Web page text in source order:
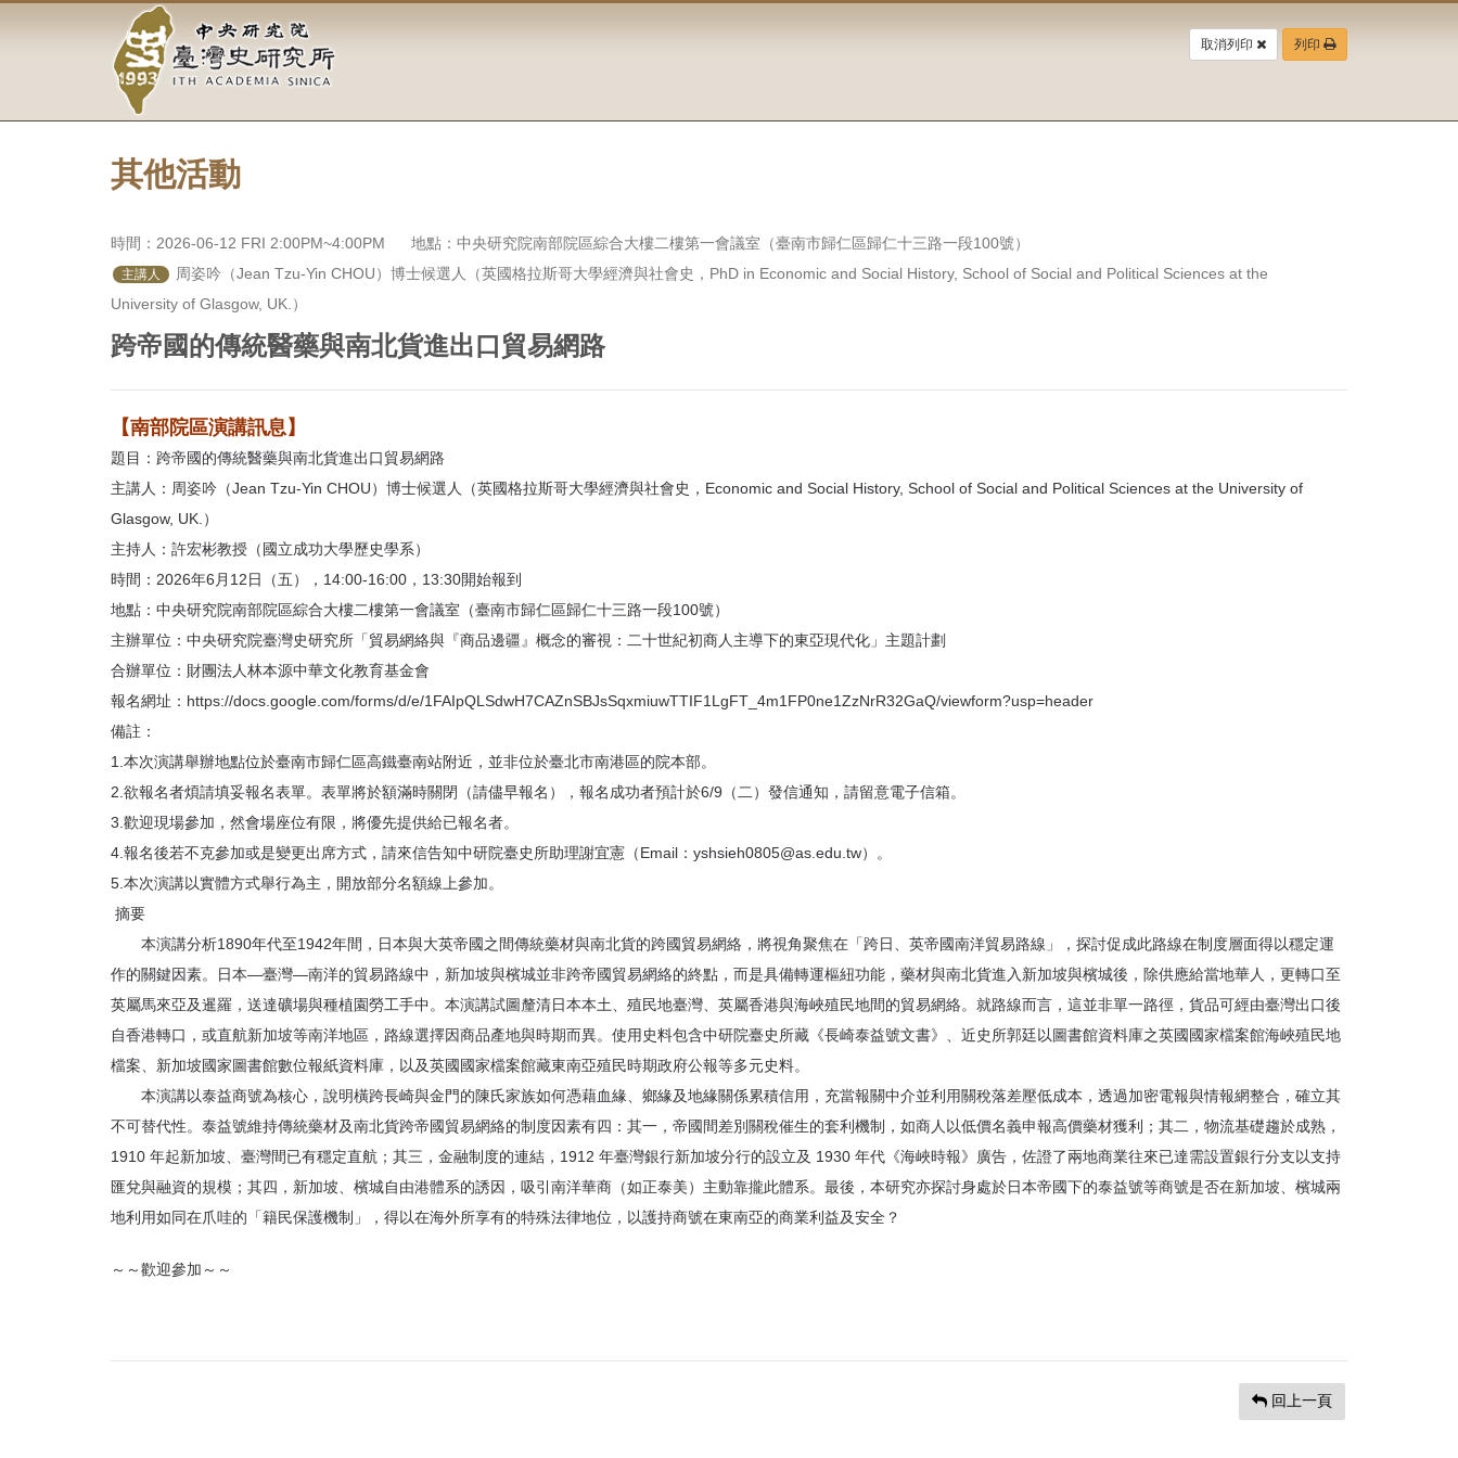
容
中
央
研
究
院-
臺
灣
史
研
究
所-
首
頁
取消列印 列印
其他活動
時間：2026-06-12 FRI 2:00PM~4:00PM 地點：中央研究院南部院區綜合大樓二樓第一會議室（臺南市歸仁區歸仁十三路一段100號）
主講人
周姿吟（Jean Tzu-Yin CHOU）博士候選人（英國格拉斯哥大學經濟與社會史，PhD in Economic and Social History, School of Social and Political Sciences at the
University of Glasgow, UK.）
跨帝國的傳統醫藥與南北貨進出口貿易網路
【南部院區演講訊息】
題目：跨帝國的傳統醫藥與南北貨進出口貿易網路
主講人：周姿吟（Jean Tzu-Yin CHOU）博士候選人（英國格拉斯哥大學經濟與社會史，Economic and Social History, School of Social and Political Sciences at the University of
Glasgow, UK.）
主持人：許宏彬教授（國立成功大學歷史學系）
時間：2026年6月12日（五），14:00-16:00，13:30開始報到
地點：中央研究院南部院區綜合大樓二樓第一會議室（臺南市歸仁區歸仁十三路一段100號）
主辦單位：中央研究院臺灣史研究所「貿易網絡與『商品邊疆』概念的審視：二十世紀初商人主導下的東亞現代化」主題計劃
合辦單位：財團法人林本源中華文化教育基金會
報名網址： https://docs.google.com/forms/d/e/1FAIpQLSdwH7CAZnSBJsSqxmiuwTTIF1LgFT_4m1FP0ne1ZzNrR32GaQ/viewform?usp=header
備註：
1.本次演講舉辦地點位於臺南市歸仁區高鐵臺南站附近，並非位於臺北市南港區的院本部。
2.欲報名者煩請填妥報名表單。表單將於額滿時關閉（請儘早報名），報名成功者預計於6/9（二）發信通知，請留意電子信箱。
3.歡迎現場參加，然會場座位有限，將優先提供給已報名者。
4.報名後若不克參加或是變更出席方式，請來信告知中研院臺史所助理謝宜憲（Email：yshsieh0805@as.edu.tw）。
5.本次演講以實體方式舉行為主，開放部分名額線上參加。
摘要
本演講分析1890年代至1942年間，日本與大英帝國之間傳統藥材與南北貨的跨國貿易網絡，將視角聚焦在「跨日、英帝國南洋貿易路線」，探討促成此路線在制度層面得以穩定運
作的關鍵因素。日本—臺灣—南洋的貿易路線中，新加坡與檳城並非跨帝國貿易網絡的終點，而是具備轉運樞紐功能，藥材與南北貨進入新加坡與檳城後，除供應給當地華人，更轉口至
英屬馬來亞及暹羅，送達礦場與種植園勞工手中。本演講試圖釐清日本本土、殖民地臺灣、英屬香港與海峽殖民地間的貿易網絡。就路線而言，這並非單一路徑，貨品可經由臺灣出口後
自香港轉口，或直航新加坡等南洋地區，路線選擇因商品產地與時期而異。使用史料包含中研院臺史所藏《長崎泰益號文書》、近史所郭廷以圖書館資料庫之英國國家檔案館海峽殖民地
檔案、新加坡國家圖書館數位報紙資料庫，以及英國國家檔案館藏東南亞殖民時期政府公報等多元史料。
本演講以泰益商號為核心，說明橫跨長崎與金門的陳氏家族如何憑藉血緣、鄉緣及地緣關係累積信用，充當報關中介並利用關稅落差壓低成本，透過加密電報與情報網整合，確立其
不可替代性。泰益號維持傳統藥材及南北貨跨帝國貿易網絡的制度因素有四：其一，帝國間差別關稅催生的套利機制，如商人以低價名義申報高價藥材獲利；其二，物流基礎趨於成熟，
1910 年起新加坡、臺灣間已有穩定直航；其三，金融制度的連結，1912 年臺灣銀行新加坡分行的設立及 1930 年代《海峽時報》廣告，佐證了兩地商業往來已達需設置銀行分支以支持
匯兌與融資的規模；其四，新加坡、檳城自由港體系的誘因，吸引南洋華商（如正泰美）主動靠攏此體系。最後，本研究亦探討身處於日本帝國下的泰益號等商號是否在新加坡、檳城兩
地利用如同在爪哇的「籍民保護機制」，得以在海外所享有的特殊法律地位，以護持商號在東南亞的商業利益及安全？
～～歡迎參加～～
回上一頁